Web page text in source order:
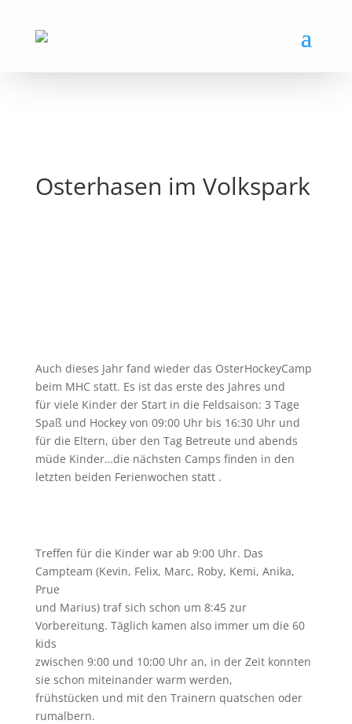
Osterhasen im Volkspark
Auch dieses Jahr fand wieder das OsterHockeyCamp
beim MHC statt. Es ist das erste des Jahres und
für viele Kinder der Start in die Feldsaison: 3 Tage
Spaß und Hockey von 09:00 Uhr bis 16:30 Uhr und
für die Eltern, über den Tag Betreute und abends
müde Kinder…die nächsten Camps finden in den
letzten beiden Ferienwochen statt .
Treffen für die Kinder war ab 9:00 Uhr. Das
Campteam (Kevin, Felix, Marc, Roby, Kemi, Anika,
Prue
und Marius) traf sich schon um 8:45 zur
Vorbereitung. Täglich kamen also immer um die 60
kids
zwischen 9:00 und 10:00 Uhr an, in der Zeit konnten
sie schon miteinander warm werden,
frühstücken und mit den Trainern quatschen oder
rumalbern.